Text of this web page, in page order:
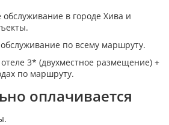
обслуживание в городе Хива и
по всему маршруту.
3* (двухместное размещение) +
по маршруту.
оплачивается